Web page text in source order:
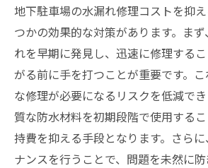
地下駐車場の水漏れ修理コストを抑
つかの効果的な対策があります。ま
れを早期に発見し、迅速に修理する
がる前に手を打つことが重要です。
な修理が必要になるリスクを低減で
質な防水材料を初期段階で使用する
持費を抑える手段となります。さら
ナンスを行うことで、問題を未然に